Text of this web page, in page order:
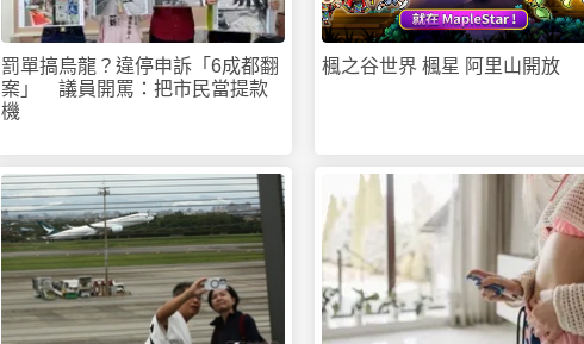
罰單搞烏龍？違停申訴「6成都翻
案」 議員開罵：把市民當提款
機
楓之谷世界 楓星 阿里山開放